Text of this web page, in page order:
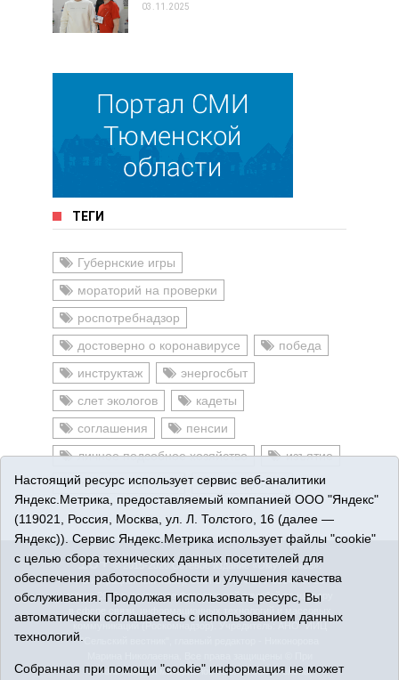
03.11.2025
ТЕГИ
Губернские игры
мораторий на проверки
роспотребнадзор
достоверно о коронавирусе
победа
инструктаж
энергосбыт
слет экологов
кадеты
соглашения
пенсии
личное подсобное хозяйство
изъятие
прямые выплаты
победители
16+© 2015-2026 Сетевое издание «Омутинское».
Регистрационный номер СМИ Эл № ФС77-65144 от 28
марта 2016 г., выданное Федеральной службой по надзору
коммуникаций (Роскомнадзор). Учредитель: АНО "ИИЦ
"Сельский вестник", главный редактор - Никонорова
использовании материалов ссылка обязательна.
Настоящий ресурс использует сервис веб-аналитики
Яндекс.Метрика, предоставляемый компанией ООО "Яндекс"
(119021, Россия, Москва, ул. Л. Толстого, 16 (далее —
Яндекс)). Сервис Яндекс.Метрика использует файлы "cookie"
с целью сбора технических данных посетителей для
обеспечения работоспособности и улучшения качества
обслуживания. Продолжая использовать ресурс, Вы
автоматически соглашаетесь с использованием данных
технологий.
Собранная при помощи "cookie" информация не может